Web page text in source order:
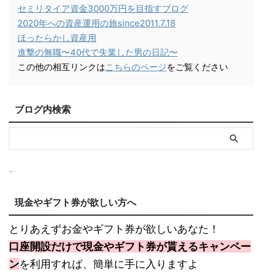
セミリタイア資金3000万円を目指すブログ
2020年への資産運用の旅since2011.7.18
ほったらかし資産用
進撃の無職〜40代で失業した男の日記〜
この他の相互リンクはこちらのページをご覧ください
ブログ内検索
現金やギフト券が欲しい方へ
とりあえずお金やギフト券が欲しいあなた！
口座開設だけで現金やギフト券が貰えるキャンペー
ンを利用すれば、簡単に手に入りますよ